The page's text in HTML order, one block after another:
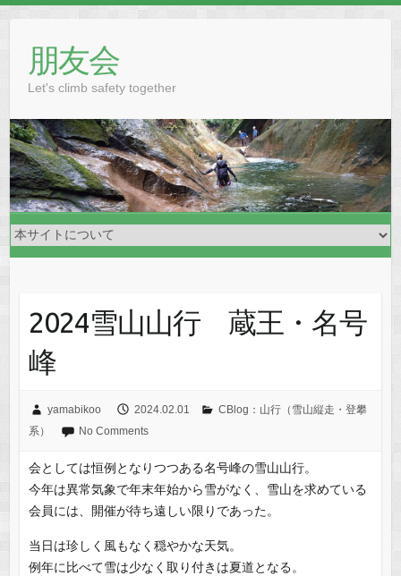
content朋友会
Let's climb safety together
2024雪山山行 蔵王・名号
峰
yamabikoo 2024.02.01
CBlog：山行（雪山縦走・登攀
系）
No Comments
会としては恒例となりつつある名号峰の雪山山行。
今年は異常気象で年末年始から雪がなく、雪山を求めている
会員には、開催が待ち遠しい限りであった。
当日は珍しく風もなく穏やかな天気。
例年に比べて雪は少なく取り付きは夏道となる。